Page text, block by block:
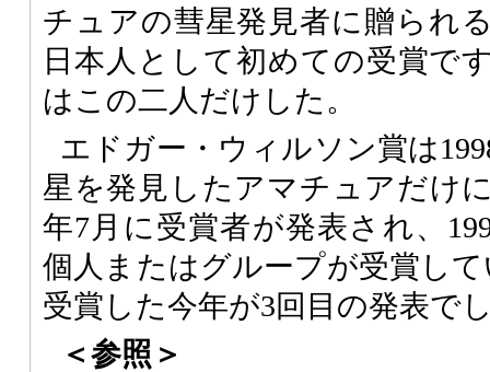
チュアの彗星発見者に贈られ
日本人として初めての受賞で
はこの二人だけした。
エドガー・ウィルソン賞は
星を発見したアマチュアだけ
年7月に受賞者が発表され、
個人またはグループが受賞し
受賞した今年が3回目の発表で
＜参照＞